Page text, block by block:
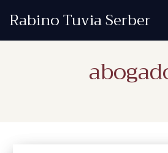
Rabino Tuvia Serber